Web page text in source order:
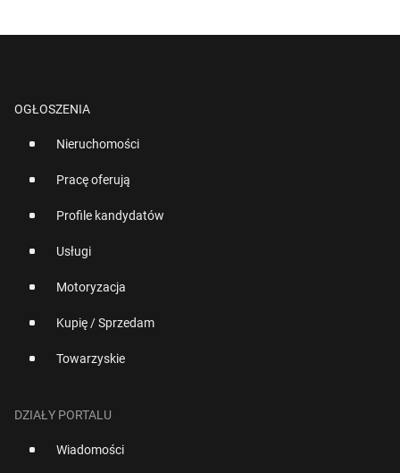
OGŁOSZENIA
Nieruchomości
Pracę oferują
Profile kandydatów
Usługi
Motoryzacja
Kupię / Sprzedam
Towarzyskie
DZIAŁY PORTALU
Wiadomości